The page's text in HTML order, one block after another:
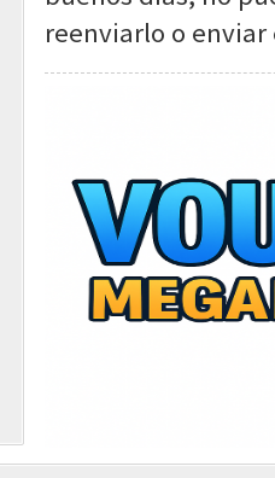
reenviarlo o enviar